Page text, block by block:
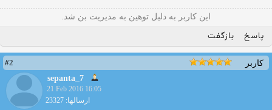
این کاربر به دلیل توهین به مدیریت بن شد.
پاسخ بازگفت
کاربر
#2
sepanta_7
21 Feb 2016 16:05
ارسالها: 23327